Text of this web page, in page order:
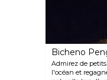
Bicheno
Admirez de
l'océan et